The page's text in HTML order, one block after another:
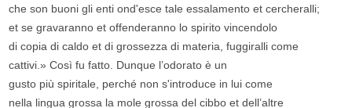
che son buoni gli enti ond'esce tale essalamento et cercheralli;
et se gravaranno et offenderanno lo spirito vincendolo
di copia di caldo et di grossezza di materia, fuggiralli come
cattivi.» Così fu fatto. Dunque l’odorato è un
gusto più spiritale, perché non s'introduce in lui come
nella lingua grossa la mole grossa del cibbo et dell’altre